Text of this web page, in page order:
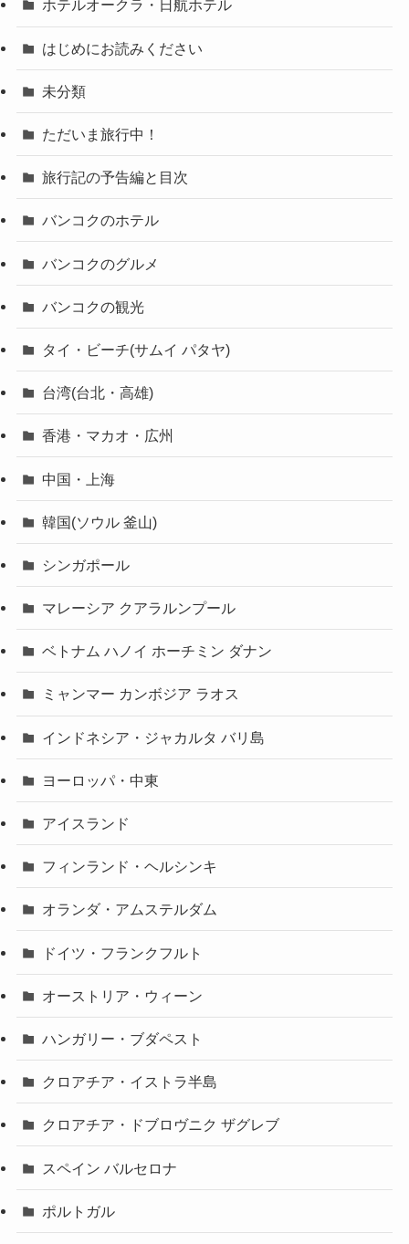
ホテルオークラ・日航ホテル
はじめにお読みください
未分類
ただいま旅行中！
旅行記の予告編と目次
バンコクのホテル
バンコクのグルメ
バンコクの観光
タイ・ビーチ(サムイ パタヤ)
台湾(台北・高雄)
香港・マカオ・広州
中国・上海
韓国(ソウル 釜山)
シンガポール
マレーシア クアラルンプール
ベトナム ハノイ ホーチミン ダナン
ミャンマー カンボジア ラオス
インドネシア・ジャカルタ バリ島
ヨーロッパ・中東
アイスランド
フィンランド・ヘルシンキ
オランダ・アムステルダム
ドイツ・フランクフルト
オーストリア・ウィーン
ハンガリー・ブダペスト
クロアチア・イストラ半島
クロアチア・ドブロヴニク ザグレブ
スペイン バルセロナ
ポルトガル